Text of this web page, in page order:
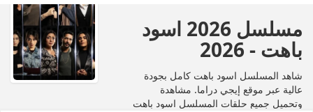
مسلسل 2026 اسود
باهت - 2026
شاهد المسلسل اسود باهت كامل بجودة
عالية عبر موقع إيجي دراما. مشاهدة
وتحميل جميع حلقات المسلسل اسود باهت